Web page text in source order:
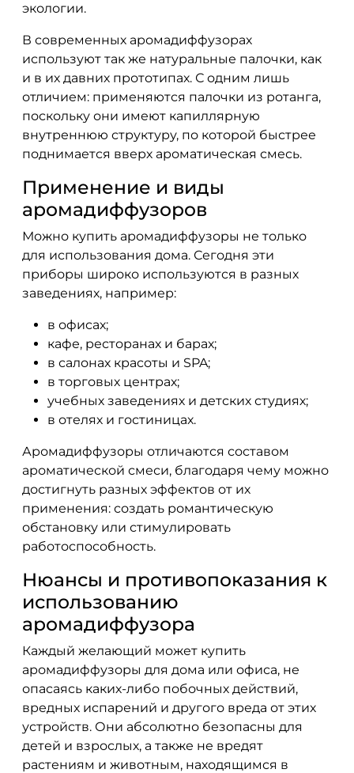
экологии.
В современных аромадиффузорах
используют так же натуральные палочки, как
и в их давних прототипах. С одним лишь
отличием: применяются палочки из ротанга,
поскольку они имеют капиллярную
внутреннюю структуру, по которой быстрее
поднимается вверх ароматическая смесь.
Применение и виды
аромадиффузоров
Можно купить аромадиффузоры не только
для использования дома. Сегодня эти
приборы широко используются в разных
заведениях, например:
в офисах;
кафе, ресторанах и барах;
в салонах красоты и SPA;
в торговых центрах;
учебных заведениях и детских студиях;
в отелях и гостиницах.
Аромадиффузоры отличаются составом
ароматической смеси, благодаря чему можно
достигнуть разных эффектов от их
применения: создать романтическую
обстановку или стимулировать
работоспособность.
Нюансы и противопоказания к
использованию
аромадиффузора
Каждый желающий может купить
аромадиффузоры для дома или офиса, не
опасаясь каких-либо побочных действий,
вредных испарений и другого вреда от этих
устройств. Они абсолютно безопасны для
детей и взрослых, а также не вредят
растениям и животным, находящимся в